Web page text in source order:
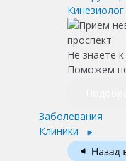
Кинезиолог
Не знаете
Поможем
Заболевания
Клиники